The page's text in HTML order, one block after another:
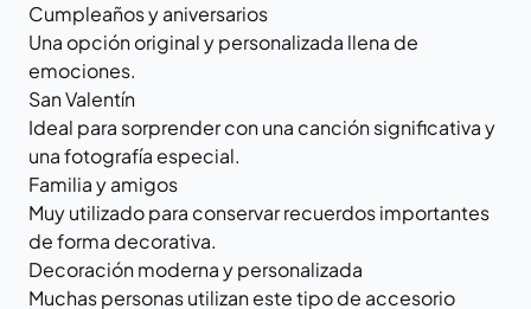
Cumpleaños y aniversarios
Una opción original y personalizada llena de
emociones.
San Valentín
Ideal para sorprender con una canción significativa y
una fotografía especial.
Familia y amigos
Muy utilizado para conservar recuerdos importantes
de forma decorativa.
Decoración moderna y personalizada
Muchas personas utilizan este tipo de accesorio